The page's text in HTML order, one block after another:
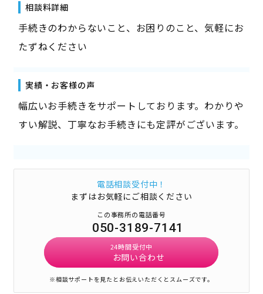
相談料詳細
手続きのわからないこと、お困りのこと、気軽にお
たずねください
実績・お客様の声
幅広いお手続きをサポートしております。わかりや
すい解説、丁寧なお手続きにも定評がございます。
電話相談受付中！
まずはお気軽にご相談ください
この事務所の電話番号
050-3189-7141
24時間受付中
お問い合わせ
※相談サポートを見たとお伝えいただくとスムーズです。